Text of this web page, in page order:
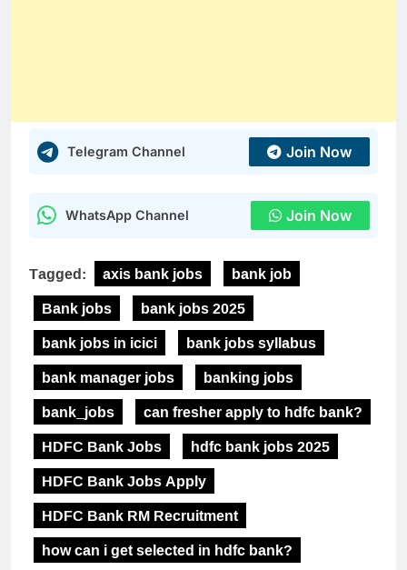
Telegram Channel Join Now
WhatsApp Channel Join Now
Tagged: axis bank jobs
bank job
Bank jobs
bank jobs 2025
bank jobs in icici
bank jobs syllabus
bank manager jobs
banking jobs
bank_jobs
can fresher apply to hdfc bank?
HDFC Bank Jobs
hdfc bank jobs 2025
HDFC Bank Jobs Apply
HDFC Bank RM Recruitment
how can i get selected in hdfc bank?